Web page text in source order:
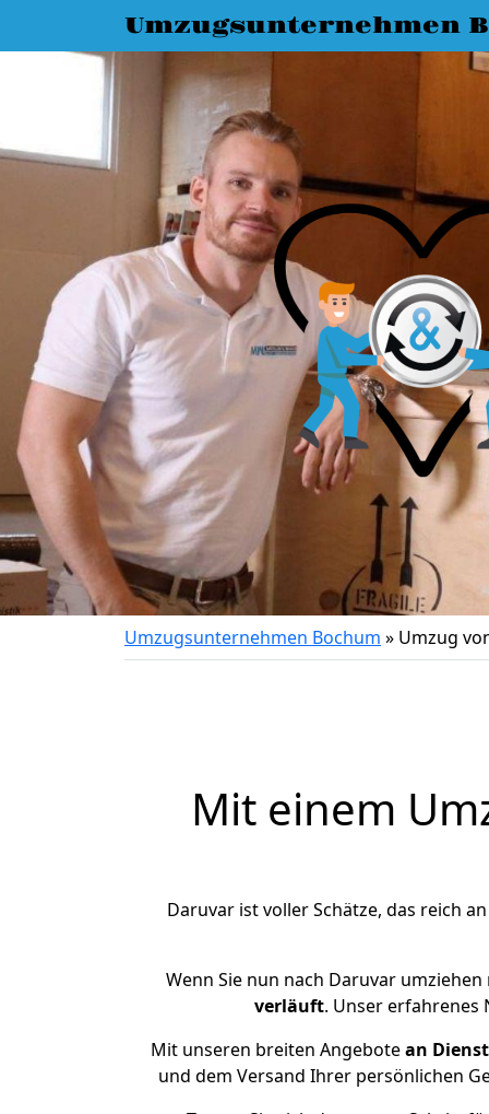
Umzugsunternehmen
Umzugsunternehmen Bochum » Umzug
Mit einem
Daruvar ist voller Schätze, das reich
Wenn Sie nun nach Daruvar
verläuft. Unser erfahrenes
Mit unseren breiten Angebotean
und dem Versand Ihrer persönlichen